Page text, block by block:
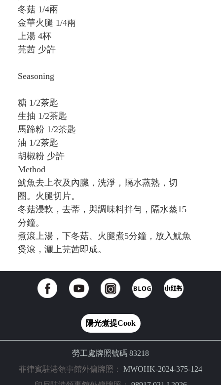
冬菇 1/4兩
金華火腿 1/4兩
上湯 4杯
芫茜 少許
Seasoning
糖 1/2茶匙
生抽 1/2茶匙
馬蹄粉 1/2茶匙
油 1/2茶匙
胡椒粉 少許
Method
魷魚去上衣及內臟，洗淨，隔水蒸熟，切
圈。火腿切片。
冬菇浸軟，去蒂，與調味料拌勻，隔水蒸15
分鐘。
煮滾上湯，下冬菇、火腿煮5分鐘，放入魷魚
煲滾，灑上芫茜即成。
陽光煮提Cook
勞工處牌照號碼 83218
菲律賓駐港領事館外傭牌照： MWOHK-2024-375-124